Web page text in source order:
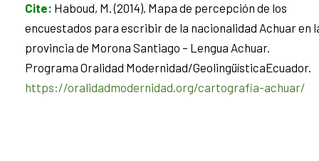
Cite: Haboud, M. (2014). Mapa de percepción de los
encuestados para escribir de la nacionalidad Achuar en
provincia de Morona Santiago – Lengua Achuar.
Programa Oralidad Modernidad/GeolingüísticaEcuador.
https://oralidadmodernidad.org/cartografia-achuar/